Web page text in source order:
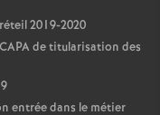
2019-2020
CAPAde titularisation des
entrée dans le métier